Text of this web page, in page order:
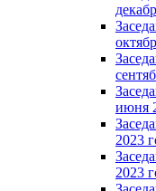
июня
2023
2023